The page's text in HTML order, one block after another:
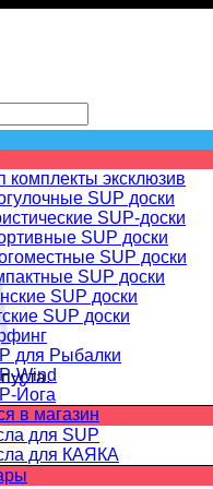
в магазин
комплекты эксклюзив
SUP доски
SUP-доски
SUP доски
SUP доски
SUP доски
SUP доски
SUP доски
для Рыбалки
Wind
Йога
для SUP
для КАЯКА